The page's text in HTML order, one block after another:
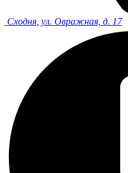
Сходня, ул. Овражная, д. 17